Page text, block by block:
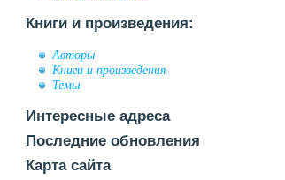
Книги и произведения:
Авторы
Книги и произведения
Темы
Интересные адреса
Последние обновления
Карта сайта